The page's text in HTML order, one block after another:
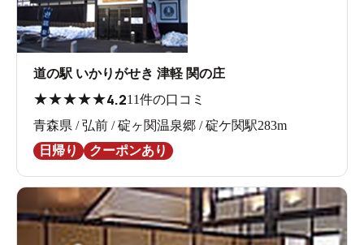
道の駅 いかりがせき 津軽 関の庄
★★★★★4.211件の口コミ
青森県 / 弘前 / 碇ヶ関温泉郷 / 碇ケ関駅283m
日帰り
クーポンあり